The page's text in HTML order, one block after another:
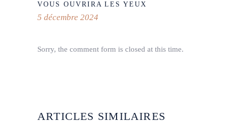
VOUS OUVRIRA LES YEUX
5 décembre 2024
Sorry, the comment form is closed at this time.
ARTICLES SIMILAIRES